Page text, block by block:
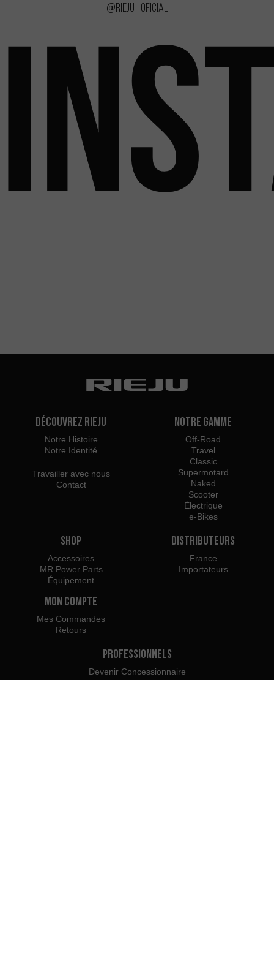
@rieju_oficial
Découvrez Rieju
Notre Histoire
Notre Identité
Travailler avec nous
Contact
Notre Gamme
Off-Road
Travel
Classic
Supermotard
Naked
Scooter
Électrique
e-Bikes
Shop
Accessoires
MR Power Parts
Équipement
Mon Compte
Mes Commandes
Retours
Distributeurs
France
Importateurs
Professionnels
Devenir Concessionnaire
Accès Pro